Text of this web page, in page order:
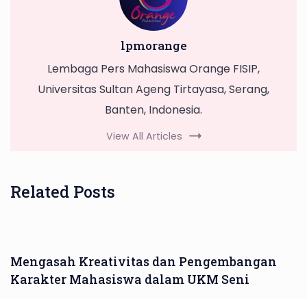
lpmorange
Lembaga Pers Mahasiswa Orange FISIP,
Universitas Sultan Ageng Tirtayasa, Serang,
Banten, Indonesia.
View All Articles
Related Posts
Mengasah Kreativitas dan Pengembangan
Karakter Mahasiswa dalam UKM Seni